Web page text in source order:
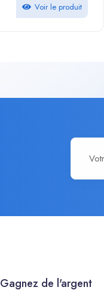
Voir le produit
Gagnez de l'argent